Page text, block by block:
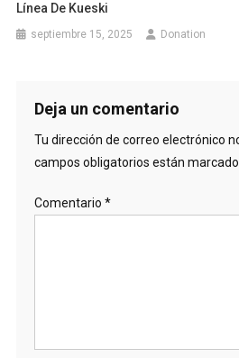
Línea De Kueski
septiembre 15, 2025 Donation
Deja un comentario
Tu dirección de correo electrónico
campos obligatorios están
Comentario *